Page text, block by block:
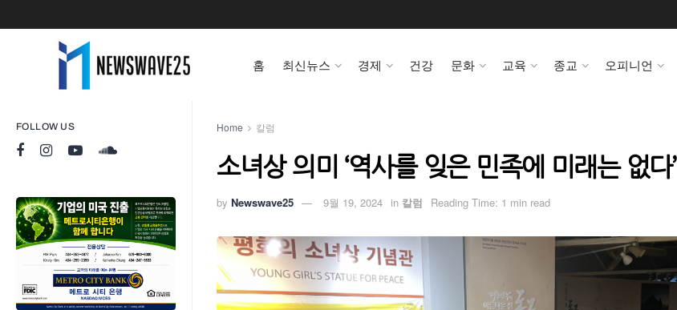
FOLLOW US
홈 최신뉴스 경제 건강 문화 교육 종교 오피니언
Home 칼럼
소녀상 의미 ‘역사를 잊은 민족에 미래는 없다’
by Newswave25 9월 19, 2024 in 칼럼 Reading Time: 1 min read